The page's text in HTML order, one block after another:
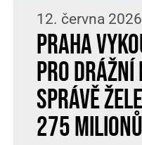
12. června
Praha
pro Drážní
Správě
275 milionů